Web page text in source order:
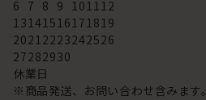
6 7 8 9 101112
13141516171819
20212223242526
27282930
休業日
※商品発送、お問い合わせ含みます。